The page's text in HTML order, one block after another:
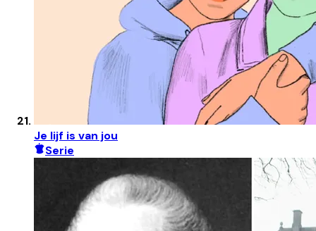
Je lijf is van jou
Serie